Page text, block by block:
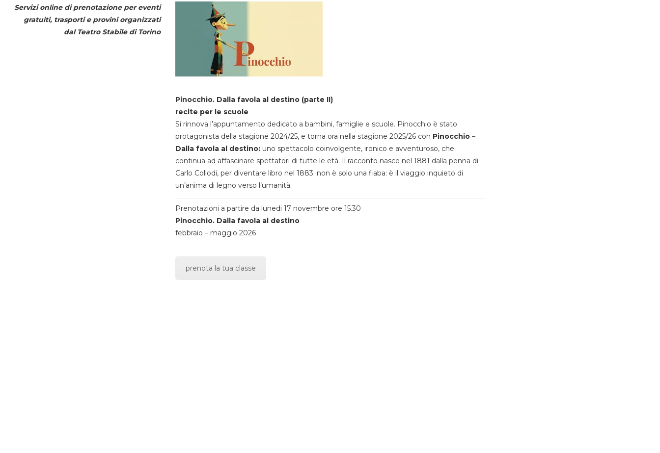
Servizi online di prenotazione per eventi
gratuiti, trasporti e provini organizzati
dal Teatro Stabile di Torino
Pinocchio. Dalla favola al destino (parte II)
recite per le scuole
Si rinnova l’appuntamento dedicato a bambini, famiglie e scuole. Pinocchio è stato
protagonista della stagione 2024/25, e torna ora nella stagione 2025/26 con Pinocchio –
Dalla favola al destino:uno spettacolo coinvolgente, ironico e avventuroso, che
continua ad affascinare spettatori di tutte le età. Il racconto nasce nel 1881 dalla penna di
Carlo Collodi, per diventare libro nel 1883. non è solo una fiaba: è il viaggio inquieto di
un’anima di legno verso l’umanità.
Prenotazioni a partire da lunedi 17 novembre ore 15.30
Pinocchio. Dalla favola al destino
febbraio – maggio 2026
prenota la tua classe